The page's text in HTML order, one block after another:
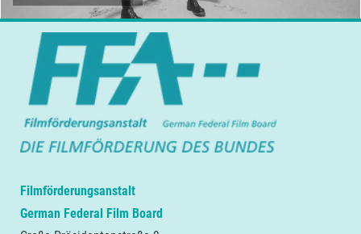
Filmförderungsanstalt
German Federal Film Board